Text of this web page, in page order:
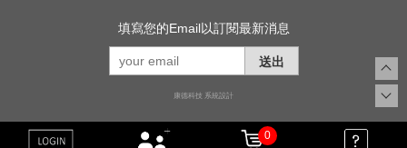
填寫您的Email以訂閱最新消息
送出
康德科技 系統設計
0